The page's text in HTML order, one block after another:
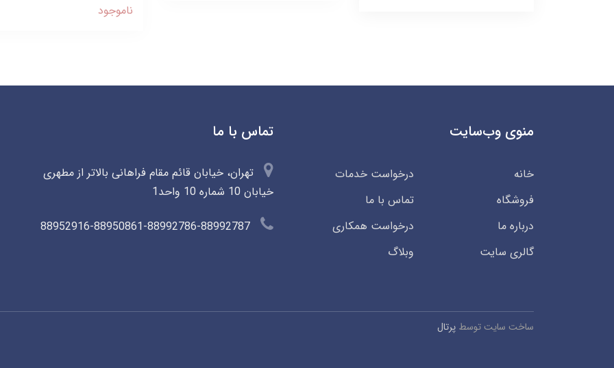
ناموجود
منوی وب‌سایت
خانه
درخواست خدمات
فروشگاه
تماس با ما
درباره ما
درخواست همکاری
گالری سایت
وبلاگ
تماس با ما
تهران، خیابان قائم مقام فراهانی بالاتر از مطهری
خیابان 10 شماره 10 واحد1
ساخت سایت توسط پرتال